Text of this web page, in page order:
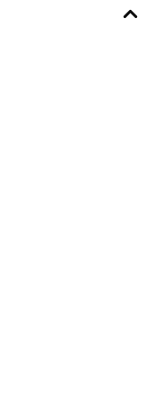
douce et
jak má. Ohřívám s
je zbytečně silný.